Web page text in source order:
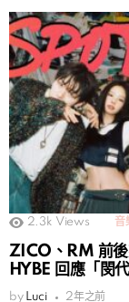
2.3k Views 音
ZICO、RM 前
HYBE 回應「閔
by Luci 2年之前